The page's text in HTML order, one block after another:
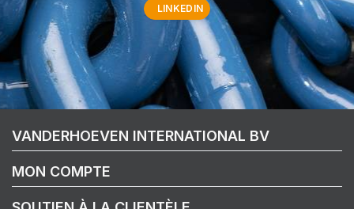
LINKEDIN
VANDERHOEVEN INTERNATIONAL BV
MON COMPTE